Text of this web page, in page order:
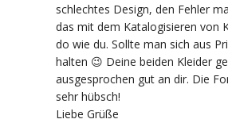
schlechtes Design, den Fehler
das mit dem Katalogisieren von
do wie du. Sollte man sich aus
halten 😉 Deine beiden Kleider
ausgesprochen gut an dir. Die
sehr hübsch!
Liebe Grüße